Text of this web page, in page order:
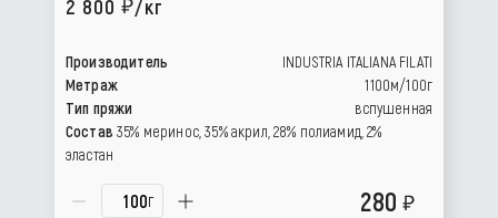
2 800
/кг
Производитель
INDUSTRIA ITALIANA FILATI
Метраж
1100м/100г
Тип пряжи
вспушенная
Состав 35% меринос, 35% акрил, 28% полиамид, 2%
эластан
г 280